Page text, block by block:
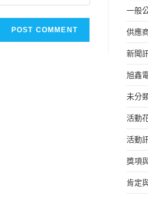
一般
供應
新聞
旭鑫
未分
活動
活動
獎項
肯定